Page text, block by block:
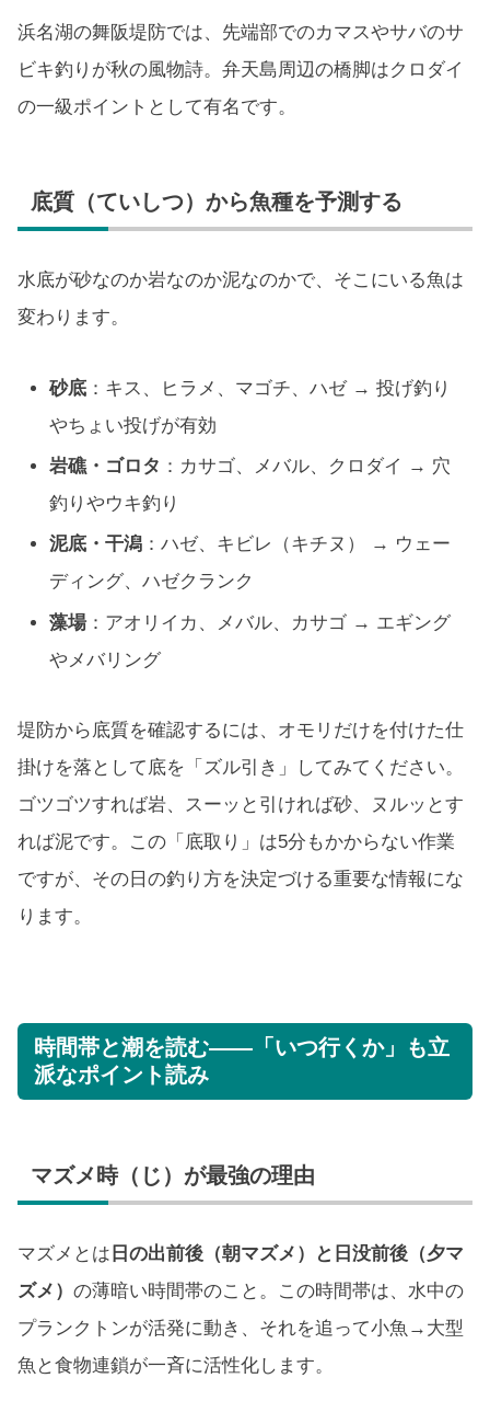
浜名湖の舞阪堤防では、先端部でのカマスやサバのサ
ビキ釣りが秋の風物詩。弁天島周辺の橋脚はクロダイ
の一級ポイントとして有名です。
底質（ていしつ）から魚種を予測する
水底が砂なのか岩なのか泥なのかで、そこにいる魚は
変わります。
砂底 ：キス、ヒラメ、マゴチ、ハゼ → 投げ釣り
やちょい投げが有効
岩礁・ゴロタ ：カサゴ、メバル、クロダイ → 穴
釣りやウキ釣り
泥底・干潟 ：ハゼ、キビレ（キチヌ） → ウェー
ディング、ハゼクランク
藻場 ：アオリイカ、メバル、カサゴ → エギング
やメバリング
堤防から底質を確認するには、オモリだけを付けた仕
掛けを落として底を「ズル引き」してみてください。
ゴツゴツすれば岩、スーッと引ければ砂、ヌルッとす
れば泥です。この「底取り」は5分もかからない作業
ですが、その日の釣り方を決定づける重要な情報にな
ります。
時間帯と潮を読む——「いつ行くか」も立
派なポイント読み
マズメ時（じ）が最強の理由
マズメとは 日の出前後（朝マズメ）と日没前後（夕マ
ズメ） の薄暗い時間帯のこと。この時間帯は、水中の
プランクトンが活発に動き、それを追って小魚→大型
魚と食物連鎖が一斉に活性化します。